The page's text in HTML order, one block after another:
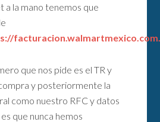
a la mano tenemos que
que nos pide es el TR y
y posteriormente la
como nuestro RFC y datos
que nunca hemos